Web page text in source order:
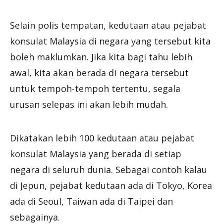
Selain polis tempatan, kedutaan atau pejabat
konsulat Malaysia di negara yang tersebut kita
boleh maklumkan. Jika kita bagi tahu lebih
awal, kita akan berada di negara tersebut
untuk tempoh-tempoh tertentu, segala
urusan selepas ini akan lebih mudah.
Dikatakan lebih 100 kedutaan atau pejabat
konsulat Malaysia yang berada di setiap
negara di seluruh dunia. Sebagai contoh kalau
di Jepun, pejabat kedutaan ada di Tokyo, Korea
ada di Seoul, Taiwan ada di Taipei dan
sebagainya.